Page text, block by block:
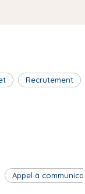
Recrutement
Appel à